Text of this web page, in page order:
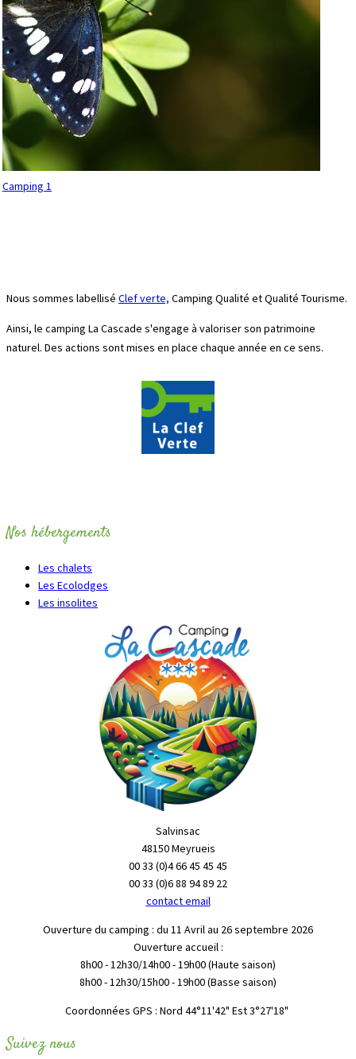
Camping 1
Nous sommes labellisé Clef verte, Camping Qualité et Qualité Tourisme.
Ainsi, le camping La Cascade s'engage à valoriser son patrimoine
naturel. Des actions sont mises en place chaque année en ce sens.
Nos hébergements
Les chalets
Les Ecolodges
Les insolites
Salvinsac
48150 Meyrueis
00 33 (0)4 66 45 45 45
00 33 (0)6 88 94 89 22
contact email
Ouverture du camping : du 11 Avril au 26 septembre 2026
Ouverture accueil :
8h00 - 12h30/14h00 - 19h00 (Haute saison)
8h00 - 12h30/15h00 - 19h00 (Basse saison)
"Coordonnées GPS : Nord 44°11'42" Est 3°27'18
Suivez nous